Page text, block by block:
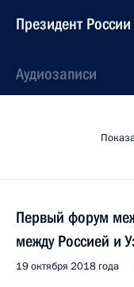
Президент России
Аудиозаписи
Первый форум
между Россией и
19 октября 2018 года